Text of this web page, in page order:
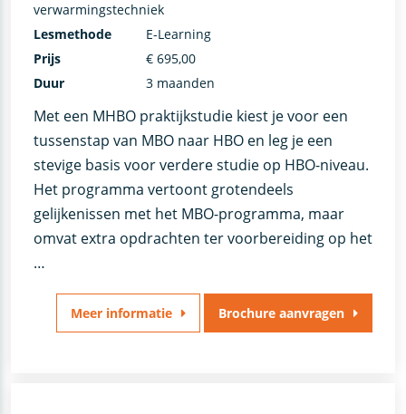
Met een MHBO praktijkstudie kiest je voor een
tussenstap van MBO naar HBO en leg je een
stevige basis voor verdere studie op HBO-niveau.
Het programma vertoont grotendeels
gelijkenissen met het MBO-programma, maar
omvat extra opdrachten ter voorbereiding op het
…
verwarmingstechniek
Lesmethode
E-Learning
Prijs
€ 695,00
Duur
3 maanden
Meer informatie Brochure aanvragen